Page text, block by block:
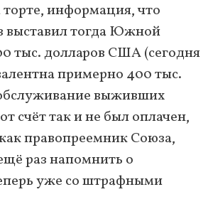
информация, что
выставил тогда Южной
тыс. долларов США (сегодня
примерно 400 тыс.
выживших
счёт так и не был оплачен,
правопреемник Союза,
раз напомнить о
уже со штрафными